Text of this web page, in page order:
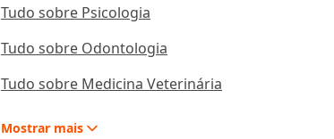
Tudo sobre Psicologia
Tudo sobre Odontologia
Tudo sobre Medicina Veterinária
Mostrar mais